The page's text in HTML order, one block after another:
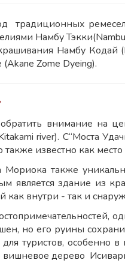
традиционных
Намбу
Намбу Кодай
Zome Dyeing).
внимание на
river). С“Моста
известно как
Мориока также
является здание из
как внутри - так и
но его руины
туристов, особенно
дерево